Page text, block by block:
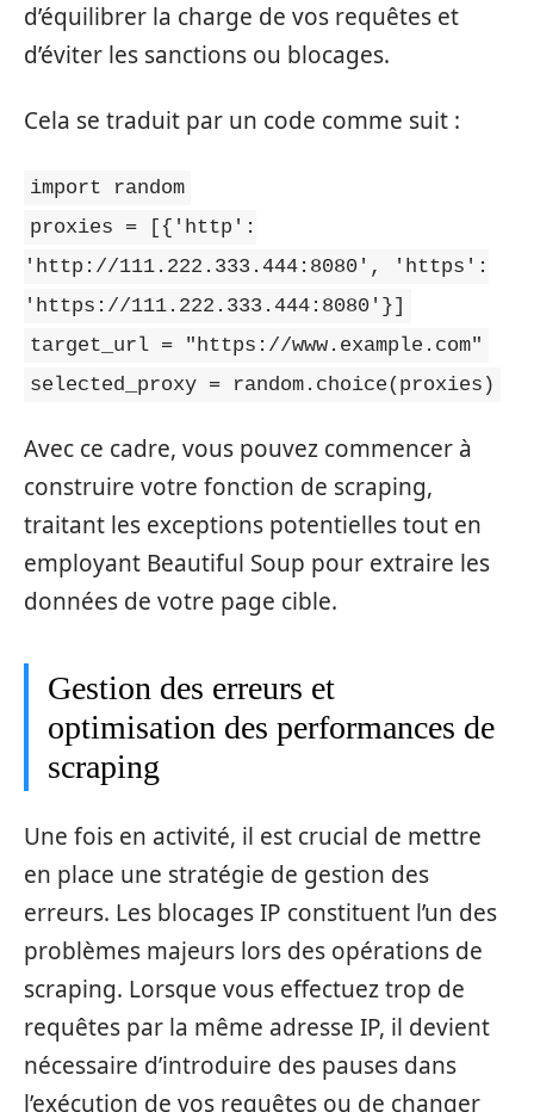
d’équilibrer la charge de vos requêtes et
d’éviter les sanctions ou blocages.
Cela se traduit par un code comme suit :
import random
proxies = [{'http':
'http://111.222.333.444:8080', 'https':
'https://111.222.333.444:8080'}]
target_url = "https://www.example.com"
selected_proxy = random.choice(proxies)
Avec ce cadre, vous pouvez commencer à
construire votre fonction de scraping,
traitant les exceptions potentielles tout en
employant Beautiful Soup pour extraire les
données de votre page cible.
Gestion des erreurs et
optimisation des performances de
scraping
Une fois en activité, il est crucial de mettre
en place une stratégie de gestion des
erreurs. Les blocages IP constituent l’un des
problèmes majeurs lors des opérations de
scraping. Lorsque vous effectuez trop de
requêtes par la même adresse IP, il devient
nécessaire d’introduire des pauses dans
l’exécution de vos requêtes ou de changer